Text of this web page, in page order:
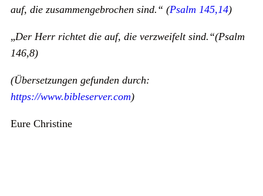
auf, die zusammengebrochen sind.“ (Psalm 145,14)
„Der Herr richtet die auf, die verzweifelt sind.“(Psalm
146,8)
(Übersetzungen gefunden durch:
https://www.bibleserver.com)
Eure Christine